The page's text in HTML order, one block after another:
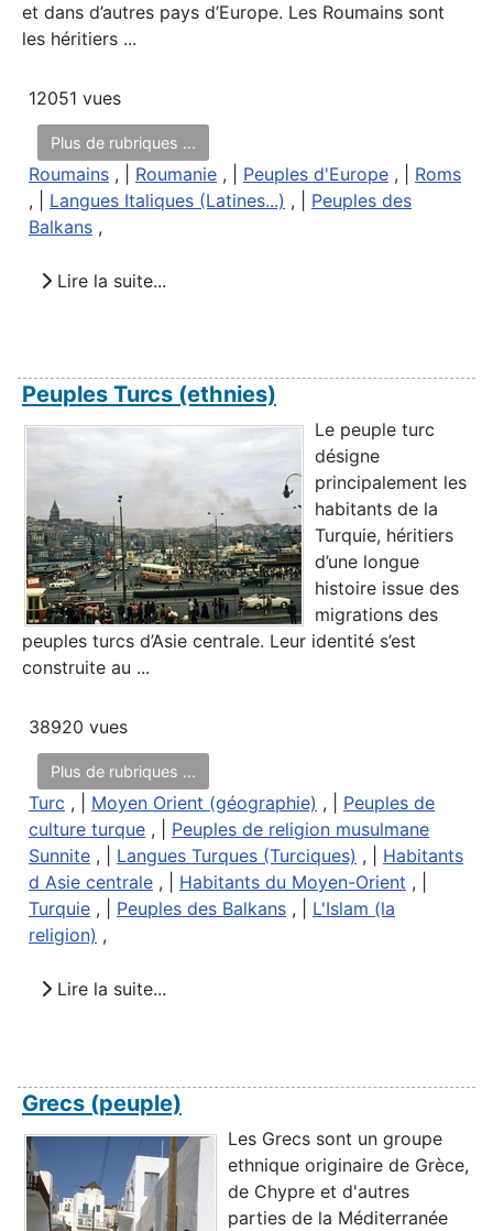
et dans d’autres pays d’Europe. Les Roumains sont
les héritiers ...
12051 vues
Plus de rubriques ...
Roumains , | Roumanie , | Peuples d'Europe , | Roms
, | Langues Italiques (Latines...) , | Peuples des
Balkans ,
Lire la suite...
Peuples Turcs (ethnies)
Le peuple turc
désigne
principalement les
habitants de la
Turquie, héritiers
d’une longue
histoire issue des
migrations des
peuples turcs d’Asie centrale. Leur identité s’est
construite au ...
38920 vues
Plus de rubriques ...
Turc , | Moyen Orient (géographie) , | Peuples de
culture turque , | Peuples de religion musulmane
Sunnite , | Langues Turques (Turciques) , | Habitants
d Asie centrale , | Habitants du Moyen-Orient , |
Turquie , | Peuples des Balkans , | L'Islam (la
religion) ,
Lire la suite...
Grecs (peuple)
Les Grecs sont un groupe
ethnique originaire de Grèce,
de Chypre et d'autres
parties de la Méditerranée